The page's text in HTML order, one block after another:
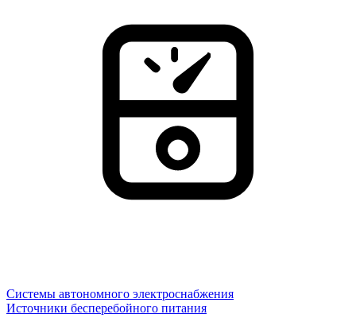
Системы автономного электроснабжения
Источники бесперебойного питания